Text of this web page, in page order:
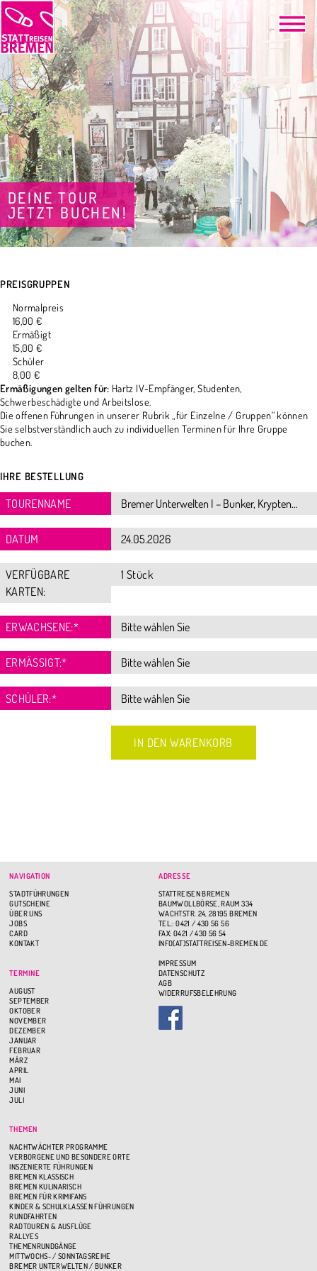
DEINE TOUR
JETZT BUCHEN!
PREISGRUPPEN
Normalpreis
16,00 €
Ermäßigt
15,00 €
Schüler
8,00 €
Ermäßigungen gelten für: Hartz IV-Empfänger, Studenten,
Schwerbeschädigte und Arbeitslose.
Die offenen Führungen in unserer Rubrik „für Einzelne / Gruppen“ können
Sie selbstverständlich auch zu individuellen Terminen für Ihre Gruppe
buchen.
IHRE BESTELLUNG
TOURENNAME
DATUM
VERFÜGBARE
KARTEN:
1 Stück
ERWACHSENE:*
ERMÄSSIGT:*
SCHÜLER:*
NAVIGATION
STADTFÜHRUNGEN
GUTSCHEINE
ÜBER UNS
JOBS
CARD
KONTAKT
TERMINE
AUGUST
SEPTEMBER
OKTOBER
NOVEMBER
DEZEMBER
JANUAR
FEBRUAR
MÄRZ
APRIL
MAI
JUNI
JULI
THEMEN
NACHTWÄCHTER PROGRAMME
VERBORGENE UND BESONDERE ORTE
INSZENIERTE FÜHRUNGEN
BREMEN KLASSISCH
BREMEN KULINARISCH
BREMEN FÜR KRIMIFANS
KINDER & SCHULKLASSEN FÜHRUNGEN
RUNDFAHRTEN
RADTOUREN & AUSFLÜGE
RALLYES
THEMENRUNDGÄNGE
MITTWOCHS- / SONNTAGSREIHE
BREMER UNTERWELTEN / BUNKER
ADRESSE
STATTREISEN BREMEN
BAUMWOLLBÖRSE, RAUM 334
WACHTSTR. 24, 28195 BREMEN
TEL.: 0421 / 430 56 56
FAX: 0421 / 430 56 54
INFO(AT)STATTREISEN-BREMEN.DE
IMPRESSUM
DATENSCHUTZ
AGB
WIDERRUFSBELEHRUNG